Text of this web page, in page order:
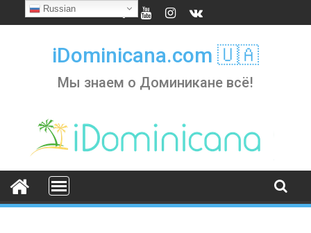
to
iDominicana.com 🇺🇦
Мы знаем о Доминикане всё!
Russian